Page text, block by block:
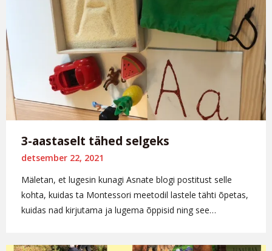
3-aastaselt tähed selgeks
detsember 22, 2021
Mäletan, et lugesin kunagi Asnate blogi postitust selle
kohta, kuidas ta Montessori meetodil lastele tähti õpetas,
kuidas nad kirjutama ja lugema õppisid ning see…